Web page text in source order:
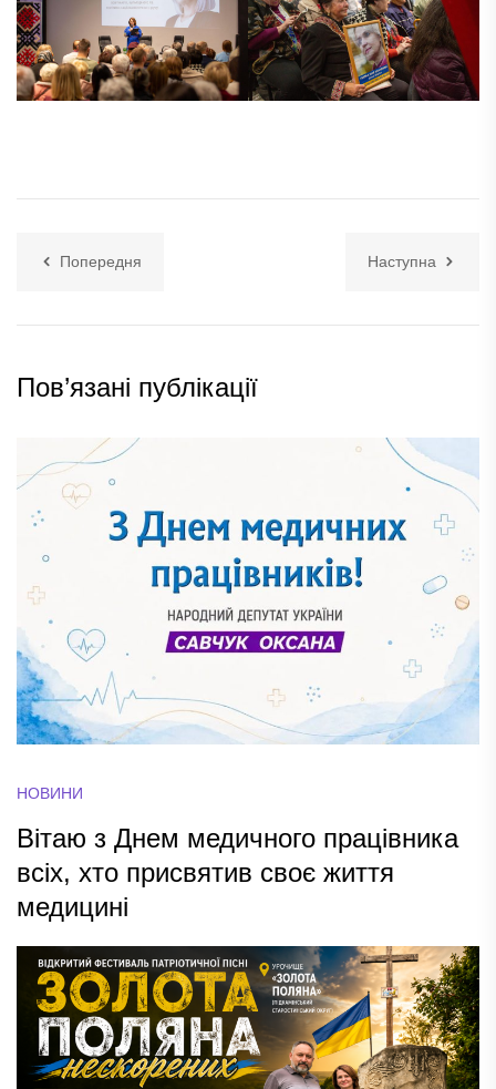
Попередня Наступна
Пов’язані публікації
НОВИНИ
Вітаю з Днем медичного працівника
всіх, хто присвятив своє життя
медицині